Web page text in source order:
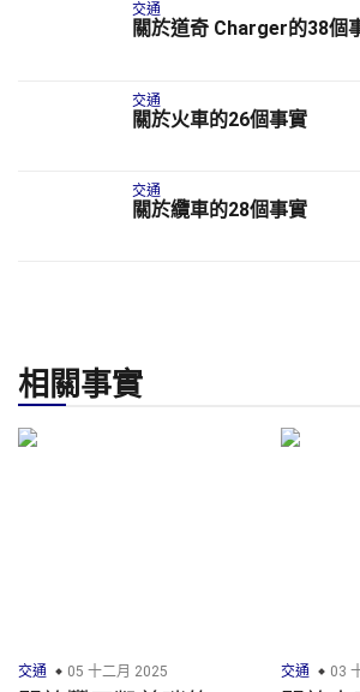
交通
關於道奇 Charger的38個
交通
關於火車的26個事實
交通
關於纜車的28個事實
相關事實
交通 05 十二月 2025 交通 03